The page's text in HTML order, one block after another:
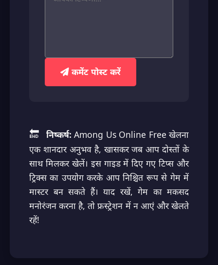
कमेंट पोस्ट करें
🔚 निष्कर्ष: Among Us Online Free खेलना
एक शानदार अनुभव है, खासकर जब आप दोस्तों के
साथ मिलकर खेलें। इस गाइड में दिए गए टिप्स और
ट्रिक्स का उपयोग करके आप निश्चित रूप से गेम में
मास्टर बन सकते हैं। याद रखें, गेम का मकसद
मनोरंजन करना है, तो फ्रस्ट्रेशन में न आएं और खेलते
रहें!